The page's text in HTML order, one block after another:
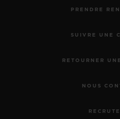
PRENDRE
SUIVRE UNE
RETOURNER
NOUS